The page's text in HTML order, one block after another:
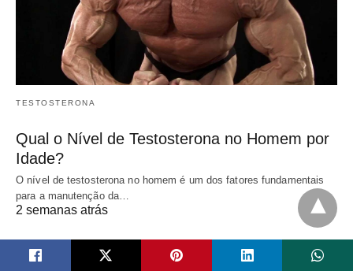
TESTOSTERONA
Qual o Nível de Testosterona no Homem por
Idade?
O nível de testosterona no homem é um dos fatores fundamentais
para a manutenção da…
2 semanas atrás